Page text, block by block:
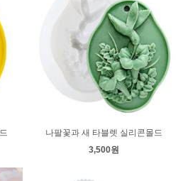
나팔꽃과 새 타블렛 실리콘몰드
3,500원